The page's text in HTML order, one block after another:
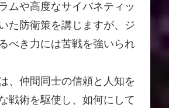
ムや高度なサイバネティッ
た防衛策を講じますが、ジ
べき力には苦戦を強いられ
、仲間同士の信頼と人知を
戦術を駆使し、如何にして